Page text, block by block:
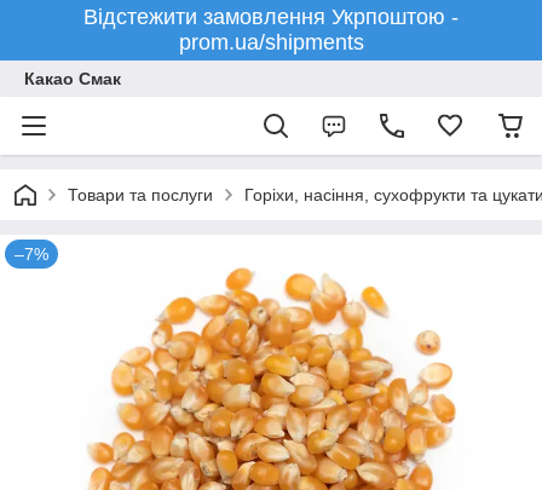
Відстежити замовлення Укрпоштою -
prom.ua/shipments
Какао Смак
Товари та послуги Горіхи, насіння, сухофрукти та
–7%